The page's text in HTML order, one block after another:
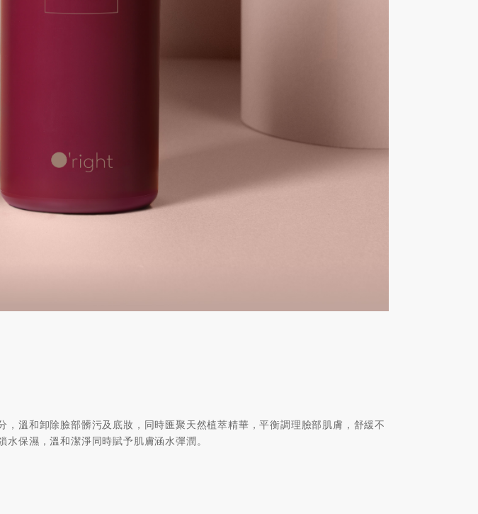
溫和卸除臉部髒污及底妝，同時匯聚天然植萃精華，平衡調理臉部肌膚，舒緩不
保濕，溫和潔淨同時賦予肌膚涵水彈潤。